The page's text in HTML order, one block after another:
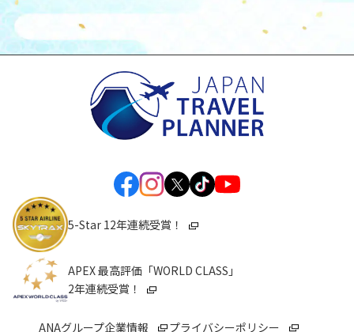
5-Star 12年連続受賞！
APEX 最高評価「WORLD CLASS」
2年連続受賞！
ANAグループ企業情報 プライバシーポリシー